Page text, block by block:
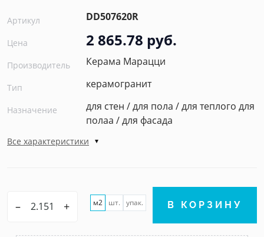
Артикул DD507620R
Цена 2 865.78 руб.
Производитель Керама Марацци
Тип керамогранит
Назначение
для стен / для пола / для теплого для
полаа / для фасада
Все характеристики
– + м2 шт. упак. В КОРЗИНУ